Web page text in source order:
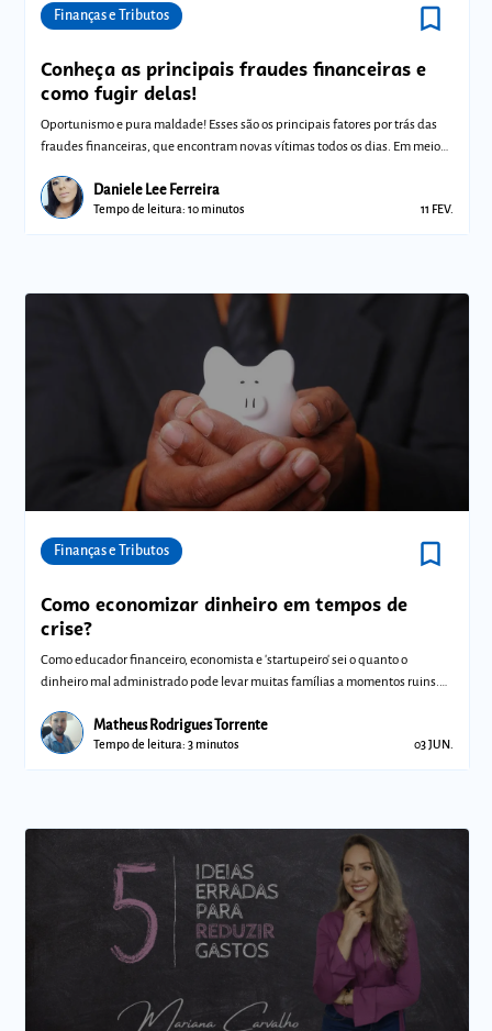
Finanças e Tributos bookmark_border
Conheça as principais fraudes financeiras e
como fugir delas!
Oportunismo e pura maldade! Esses são os principais fatores por trás das
fraudes financeiras, que encontram novas vítimas todos os dias. Em meio
Daniele Lee Ferreira
Tempo de leitura: 10 minutos 11 FEV.
Finanças e Tributos bookmark_border
Como economizar dinheiro em tempos de
crise?
Como educador financeiro, economista e 'startupeiro' sei o quanto o
dinheiro mal administrado pode levar muitas famílias a momentos ruins.
Matheus Rodrigues Torrente
Tempo de leitura: 3 minutos 03 JUN.